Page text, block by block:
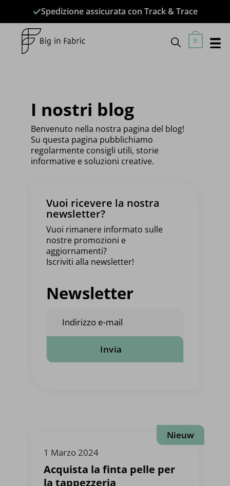
contenuti
Spedizione assicurata con Track & Trace
0
I nostri blog
Benvenuto nella nostra pagina del blog!
Su questa pagina pubblichiamo
regolarmente consigli utili, storie
informative e soluzioni creative.
Vuoi ricevere la nostra
newsletter?
Vuoi rimanere informato sulle
nostre promozioni e
aggiornamenti?
Iscriviti alla newsletter!
Newsletter
Acquista la finta pelle per
la tappezzeria
1 Marzo 2024